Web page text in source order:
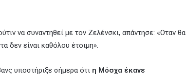
να συναντηθεί με τον Ζελένσκι, απάντησε: «Οταν θα
δεν είναι καθόλου έτοιμη».
υποστήριξε σήμερα ότι η Μόσχα έκανε